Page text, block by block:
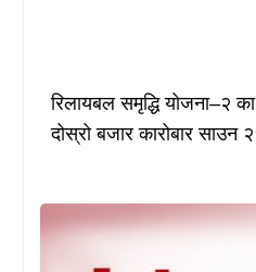
रिलायबल समृद्धि योजना–२
दोस्रो बजार कारोबार साउन